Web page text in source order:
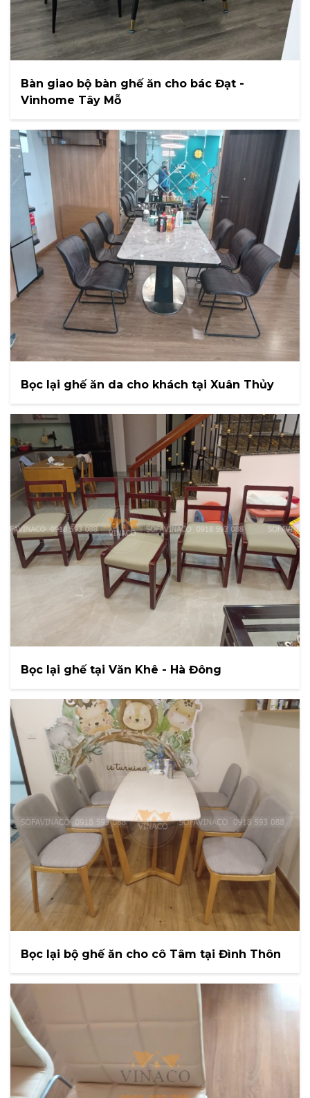
Bàn giao bộ bàn ghế ăn cho bác Đạt -
Vinhome Tây Mỗ
Bọc lại ghế ăn da cho khách tại Xuân Thủy
Bọc lại ghế tại Văn Khê - Hà Đông
Bọc lại bộ ghế ăn cho cô Tâm tại Đình Thôn